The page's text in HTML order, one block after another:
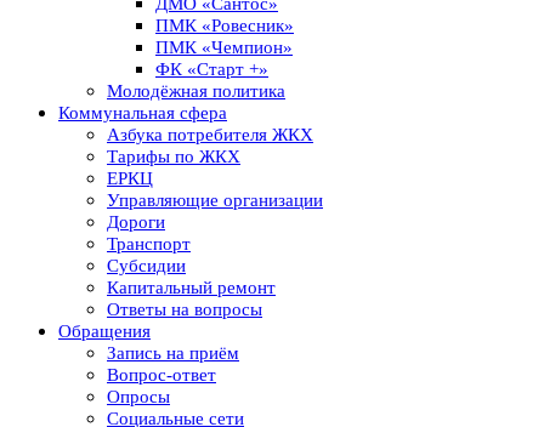
ДМО «Сантос»
ПМК «Ровесник»
ПМК «Чемпион»
ФК «Старт +»
Молодёжная политика
Коммунальная сфера
Азбука потребителя ЖКХ
Тарифы по ЖКХ
ЕРКЦ
Управляющие организации
Дороги
Транспорт
Субсидии
Капитальный ремонт
Ответы на вопросы
Обращения
Запись на приём
Вопрос-ответ
Опросы
Социальные сети